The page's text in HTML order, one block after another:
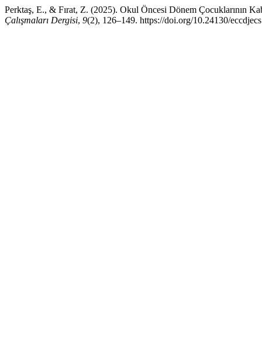
Perktaş, E., & Fırat, Z. (2025). Okul Öncesi Dönem Çocuklarının
Çalışmaları Dergisi, 9(2), 126–149. https://doi.org/10.24130/